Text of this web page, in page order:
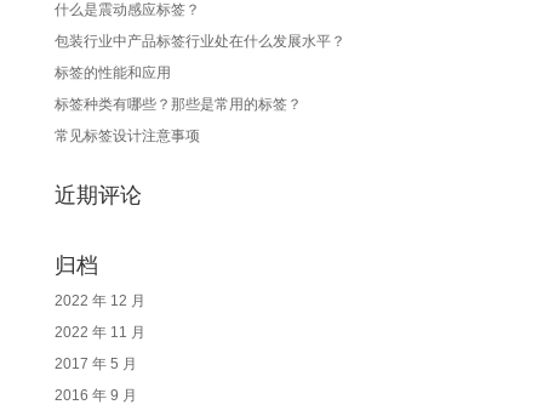
什么是震动感应标签？
包装行业中产品标签行业处在什么发展水平？
标签的性能和应用
标签种类有哪些？那些是常用的标签？
常见标签设计注意事项
近期评论
归档
2022 年 12 月
2022 年 11 月
2017 年 5 月
2016 年 9 月